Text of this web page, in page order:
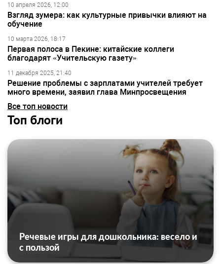
10 апреля 2026, 12:00
Взгляд зумера: как культурные привычки влияют на
обучение
10 марта 2026, 18:17
Первая полоса в Пекине: китайские коллеги
благодарят «Учительскую газету»
11 декабря 2025, 21:40
Решение проблемы с зарплатами учителей требует
много времени, заявил глава Минпросвещения
Все топ новости
Топ блоги
Речевые игры для дошкольника: весело и
с пользой